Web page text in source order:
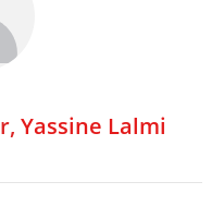
Yassine Lalmi